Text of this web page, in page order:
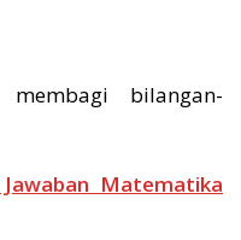
bilangan-
Jawaban Matematika